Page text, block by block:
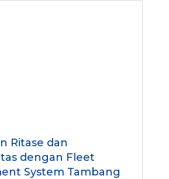
Ritase dan
dengan Fleet
System Tambang